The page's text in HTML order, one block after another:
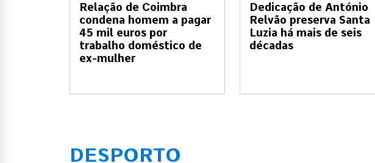
Relação de Coimbra
condena homem a pagar
45 mil euros por
trabalho doméstico de
ex-mulher
Dedicação de António
Relvão preserva Santa
Luzia há mais de seis
décadas
DESPORTO